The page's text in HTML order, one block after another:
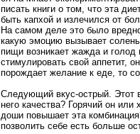
писать книги о том, что эта
быть капхой и излечился от
На самом деле это было
какую эмоцию вызывает
пищи возникает жажда и голод
стимулировать свой аппетит,
порождает желание к еде, то
Следующий вкус-острый. Этот
него качества? Горячий он
доши повышает эта
позволить себе есть больше